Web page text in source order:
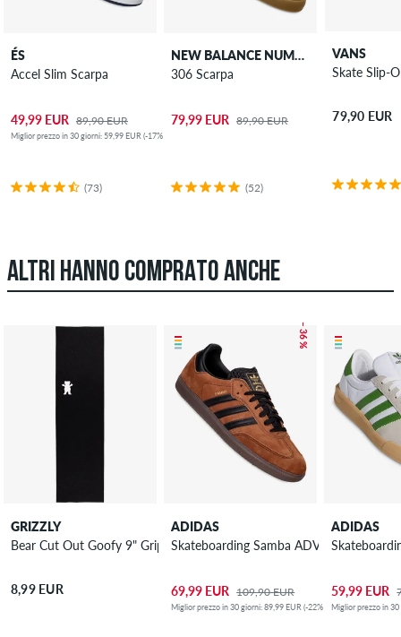
ÉS
Accel Slim Scarpa
49,99 EUR 89,90 EUR
Miglior prezzo in 30 giorni: 59,99 EUR (-17%)
(73)
NEW BALANCE NUMERIC
306 Scarpa
79,99 EUR 89,90 EUR
(52)
VANS
Skate Slip-
79,90 EUR
ALTRI HANNO COMPRATO ANCHE
GRIZZLY
Bear Cut Out Goofy 9" Grip adesivo
8,99 EUR
– 36 %
ADIDAS
Skateboarding Samba ADV Scarpa
69,99 EUR 109,90 EUR
Miglior prezzo in 30 giorni: 89,99 EUR (-22%)
ADIDAS
59,99 EUR
Miglior prezzo in 30